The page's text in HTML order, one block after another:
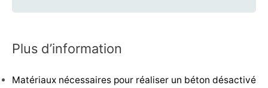
Plus d’information
Matériaux nécessaires pour réaliser un béton désactivé